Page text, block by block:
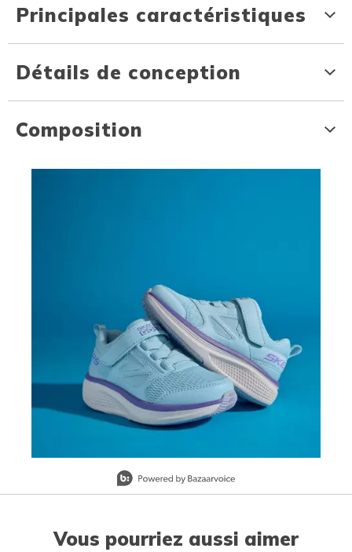
Principales caractéristiques
Détails de conception
Composition
Media Carousel
Carousel with product photos. Use the previous and next buttons
Vous pourriez aussi aimer